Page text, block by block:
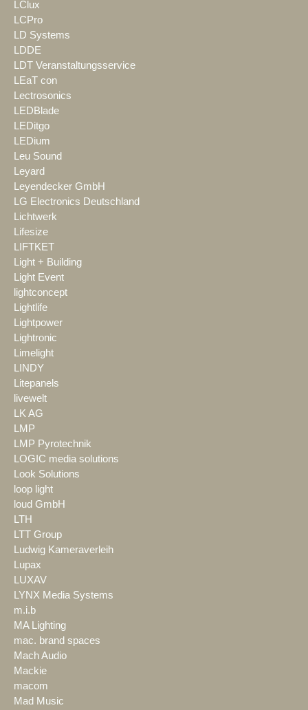
LClux
LCPro
LD Systems
LDDE
LDT Veranstaltungsservice
LEaT con
Lectrosonics
LEDBlade
LEDitgo
LEDium
Leu Sound
Leyard
Leyendecker GmbH
LG Electronics Deutschland
Lichtwerk
Lifesize
LIFTKET
Light + Building
Light Event
lightconcept
Lightlife
Lightpower
Lightronic
Limelight
LINDY
Litepanels
livewelt
LK AG
LMP
LMP Pyrotechnik
LOGIC media solutions
Look Solutions
loop light
loud GmbH
LTH
LTT Group
Ludwig Kameraverleih
Lupax
LUXAV
LYNX Media Systems
m.i.b
MA Lighting
mac. brand spaces
Mach Audio
Mackie
macom
Mad Music